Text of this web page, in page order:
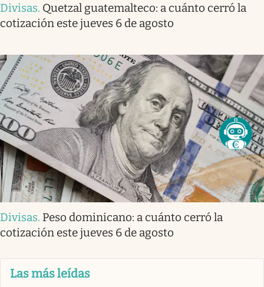
Divisas. Quetzal guatemalteco: a cuánto cerró la
cotización este jueves 6 de agosto
Divisas. Peso dominicano: a cuánto cerró la
cotización este jueves 6 de agosto
Las más leídas